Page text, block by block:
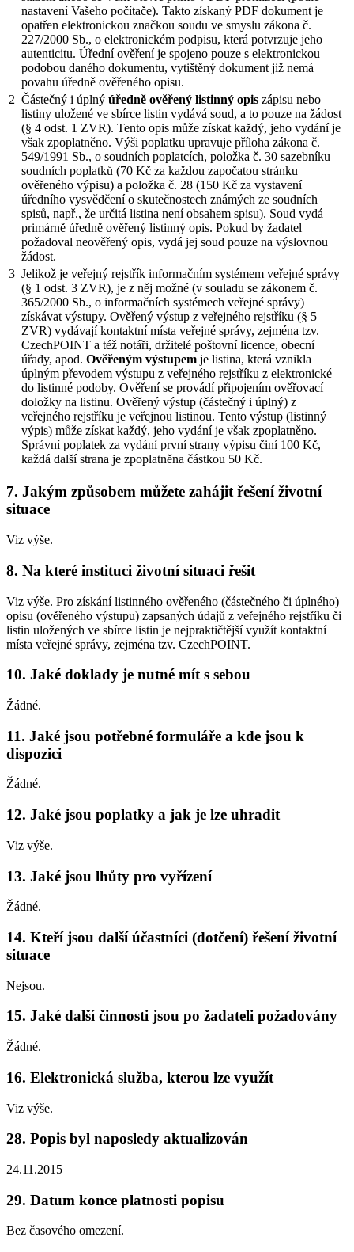
nastavení Vašeho počítače). Takto získaný PDF dokument je
opatřen elektronickou značkou soudu ve smyslu zákona č.
227/2000 Sb., o elektronickém podpisu, která potvrzuje jeho
autenticitu. Úřední ověření je spojeno pouze s elektronickou
podobou daného dokumentu, vytištěný dokument již nemá
povahu úředně ověřeného opisu.
2 Částečný i úplný úředně ověřený listinný opis zápisu nebo
listiny uložené ve sbírce listin vydává soud, a to pouze na žádost
(§ 4 odst. 1 ZVR). Tento opis může získat každý, jeho vydání je
však zpoplatněno. Výši poplatku upravuje příloha zákona č.
549/1991 Sb., o soudních poplatcích, položka č. 30 sazebníku
soudních poplatků (70 Kč za každou započatou stránku
ověřeného výpisu) a položka č. 28 (150 Kč za vystavení
úředního vysvědčení o skutečnostech známých ze soudních
spisů, např., že určitá listina není obsahem spisu). Soud vydá
primárně úředně ověřený listinný opis. Pokud by žadatel
požadoval neověřený opis, vydá jej soud pouze na výslovnou
žádost.
3 Jelikož je veřejný rejstřík informačním systémem veřejné správy
(§ 1 odst. 3 ZVR), je z něj možné (v souladu se zákonem č.
365/2000 Sb., o informačních systémech veřejné správy)
získávat výstupy. Ověřený výstup z veřejného rejstříku (§ 5
ZVR) vydávají kontaktní místa veřejné správy, zejména tzv.
CzechPOINT a též notáři, držitelé poštovní licence, obecní
úřady, apod. Ověřeným výstupem je listina, která vznikla
úplným převodem výstupu z veřejného rejstříku z elektronické
do listinné podoby. Ověření se provádí připojením ověřovací
doložky na listinu. Ověřený výstup (částečný i úplný) z
veřejného rejstříku je veřejnou listinou. Tento výstup (listinný
výpis) může získat každý, jeho vydání je však zpoplatněno.
Správní poplatek za vydání první strany výpisu činí 100 Kč,
každá další strana je zpoplatněna částkou 50 Kč.
7. Jakým způsobem můžete zahájit řešení životní
situace
Viz výše.
8. Na které instituci životní situaci řešit
Viz výše. Pro získání listinného ověřeného (částečného či úplného)
opisu (ověřeného výstupu) zapsaných údajů z veřejného rejstříku či
listin uložených ve sbírce listin je nejpraktičtější využít kontaktní
místa veřejné správy, zejména tzv. CzechPOINT.
10. Jaké doklady je nutné mít s sebou
Žádné.
11. Jaké jsou potřebné formuláře a kde jsou k
dispozici
Žádné.
12. Jaké jsou poplatky a jak je lze uhradit
Viz výše.
13. Jaké jsou lhůty pro vyřízení
Žádné.
14. Kteří jsou další účastníci (dotčení) řešení životní
situace
Nejsou.
15. Jaké další činnosti jsou po žadateli požadovány
Žádné.
16. Elektronická služba, kterou lze využít
Viz výše.
28. Popis byl naposledy aktualizován
24.11.2015
29. Datum konce platnosti popisu
Bez časového omezení.